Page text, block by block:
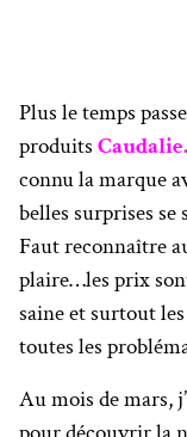
Plus le temps
produits Caudalie.
connu la marque
belles surprises se
Faut reconnaître
plaire…les prix
saine et surtout
toutes les
Au mois de mars,